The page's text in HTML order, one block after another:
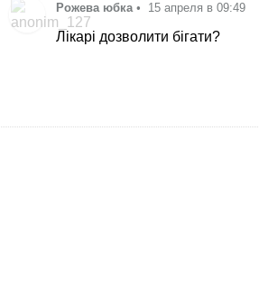
Рожева юбка • 15 апреля в 09:49
Лікарі дозволити бігати?